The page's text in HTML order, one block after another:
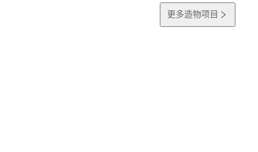
更多造物项目